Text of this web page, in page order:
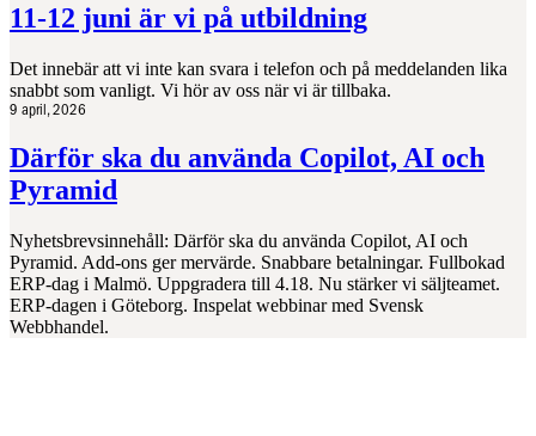
11-12 juni är vi på utbildning
Det innebär att vi inte kan svara i telefon och på meddelanden lika
snabbt som vanligt. Vi hör av oss när vi är tillbaka.
9 april, 2026
Därför ska du använda Copilot, AI och
Pyramid
Nyhetsbrevsinnehåll: Därför ska du använda Copilot, AI och
Pyramid. Add-ons ger mervärde. Snabbare betalningar. Fullbokad
ERP-dag i Malmö. Uppgradera till 4.18. Nu stärker vi säljteamet.
ERP-dagen i Göteborg. Inspelat webbinar med Svensk
Webbhandel.